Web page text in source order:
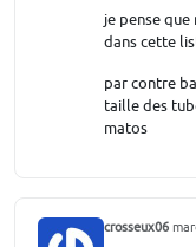
je pense
dans cette
par contre
taille des
matos
crosseux06